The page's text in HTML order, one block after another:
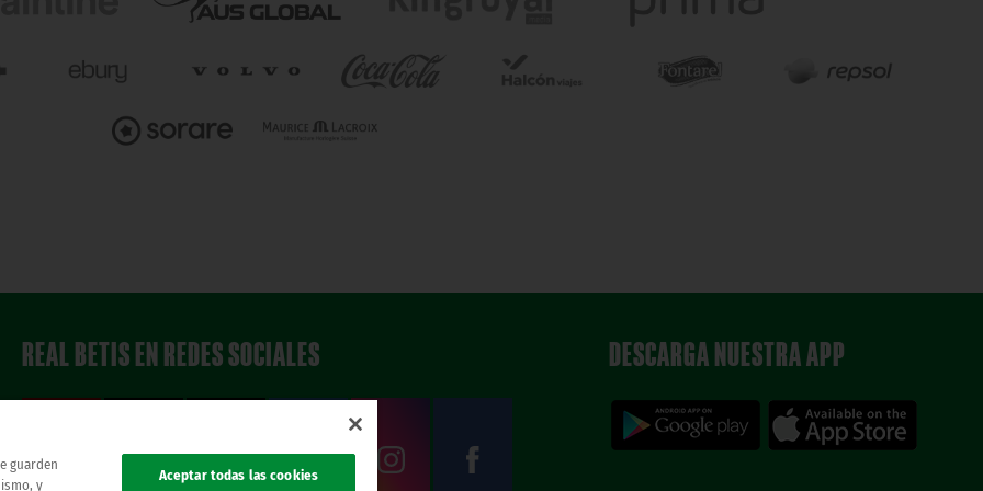
REAL BETIS EN REDES SOCIALES DESCARGA NUESTRA APP
guarden
y
Aceptar todas las cookies